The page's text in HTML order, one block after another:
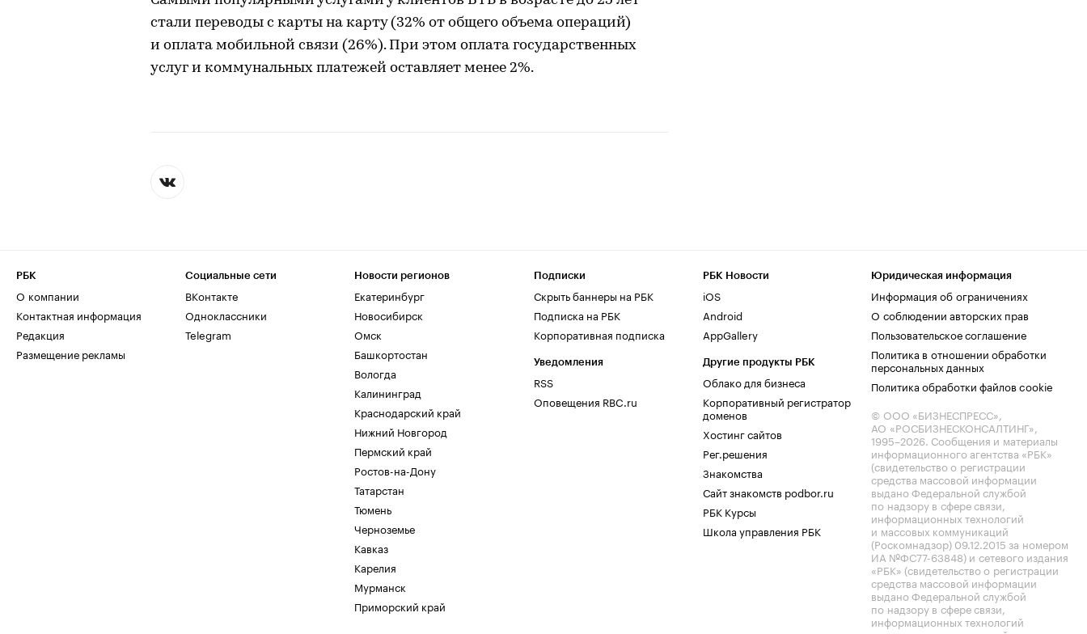
стали переводы с карты на карту (32% от общего объема операций)
и оплата мобильной связи (26%). При этом оплата государственных
услуг и коммунальных платежей оставляет менее 2%.
РБК
О компании
Контактная информация
Редакция
Размещение рекламы
Социальные сети
ВКонтакте
Одноклассники
Telegram
Новости регионов
Екатеринбург
Новосибирск
Омск
Башкортостан
Вологда
Калининград
Краснодарский край
Нижний Новгород
Пермский край
Ростов-на-Дону
Татарстан
Тюмень
Черноземье
Кавказ
Карелия
Мурманск
Приморский край
Подписки
Скрыть баннеры на РБК
Подписка на РБК
Корпоративная подписка
Уведомления
RSS
Оповещения RBC.ru
РБК Новости
iOS
Android
AppGallery
Другие продукты РБК
Облако для бизнеса
Корпоративный регистратор
доменов
Хостинг сайтов
Рег.решения
Знакомства
Сайт знакомств podbor.ru
РБК Курсы
Школа управления РБК
Юридическая информация
Информация об ограничениях
О соблюдении авторских прав
Пользовательское соглашение
Политика в отношении обработки
персональных данных
Политика обработки файлов cookie
© ООО «БИЗНЕСПРЕСС»,
АО «РОСБИЗНЕСКОНСАЛТИНГ»,
1995–2026. Сообщения и материалы
информационного агентства «РБК»
(свидетельство о регистрации
средства массовой информации
выдано Федеральной службой
по надзору в сфере связи,
информационных технологий
и массовых коммуникаций
(Роскомнадзор) 09.12.2015 за номером
ИА №ФС77-63848) и сетевого издания
«РБК» (свидетельство о регистрации
средства массовой информации
выдано Федеральной службой
по надзору в сфере связи,
информационных технологий